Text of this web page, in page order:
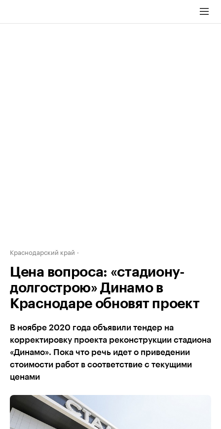
Краснодарский край
Цена вопроса: «стадиону-
долгострою» Динамо в
Краснодаре обновят проект
В ноябре 2020 года объявили тендер на
корректировку проекта реконструкции стадиона
«Динамо». Пока что речь идет о приведении
стоимости работ в соответствие с текущими
ценами